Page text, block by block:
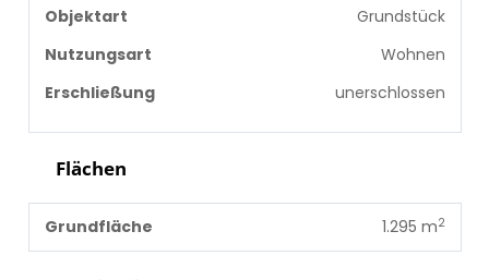
Objektart
Grundstück
Nutzungsart
Wohnen
Erschließung
unerschlossen
Flächen
Grundfläche 1.295 m2